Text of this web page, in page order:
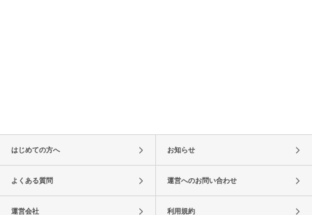
はじめての方へ お知らせ
よくある質問 運営へのお問い合わせ
運営会社 利用規約